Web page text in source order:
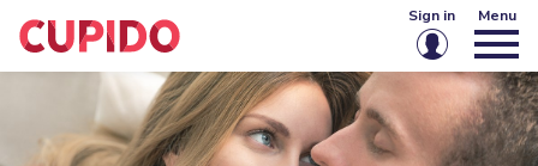
Sign in
Email or username
Menu